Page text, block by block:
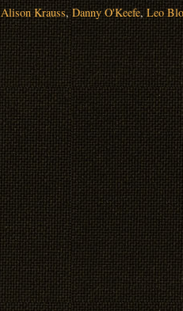
Alison Krauss,Danny O'Keefe,Leo